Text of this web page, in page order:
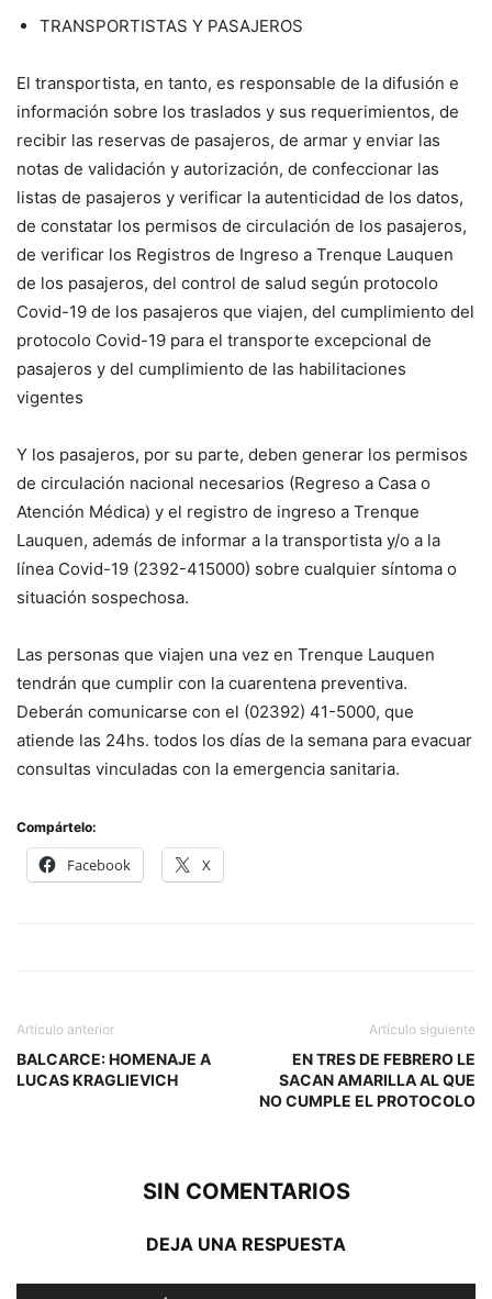
TRANSPORTISTAS Y PASAJEROS
El transportista, en tanto, es responsable de la difusión e
información sobre los traslados y sus requerimientos, de
recibir las reservas de pasajeros, de armar y enviar las
notas de validación y autorización, de confeccionar las
listas de pasajeros y verificar la autenticidad de los datos,
de constatar los permisos de circulación de los pasajeros,
de verificar los Registros de Ingreso a Trenque Lauquen
de los pasajeros, del control de salud según protocolo
Covid-19 de los pasajeros que viajen, del cumplimiento del
protocolo Covid-19 para el transporte excepcional de
pasajeros y del cumplimiento de las habilitaciones
vigentes
Y los pasajeros, por su parte, deben generar los permisos
de circulación nacional necesarios (Regreso a Casa o
Atención Médica) y el registro de ingreso a Trenque
Lauquen, además de informar a la transportista y/o a la
línea Covid-19 (2392-415000) sobre cualquier síntoma o
situación sospechosa.
Las personas que viajen una vez en Trenque Lauquen
tendrán que cumplir con la cuarentena preventiva.
Deberán comunicarse con el (02392) 41-5000, que
atiende las 24hs. todos los días de la semana para evacuar
consultas vinculadas con la emergencia sanitaria.
Compártelo:
Facebook X
Artículo anterior
BALCARCE: HOMENAJE A
LUCAS KRAGLIEVICH
Artículo siguiente
EN TRES DE FEBRERO LE
SACAN AMARILLA AL QUE
NO CUMPLE EL PROTOCOLO
SIN COMENTARIOS
DEJA UNA RESPUESTA